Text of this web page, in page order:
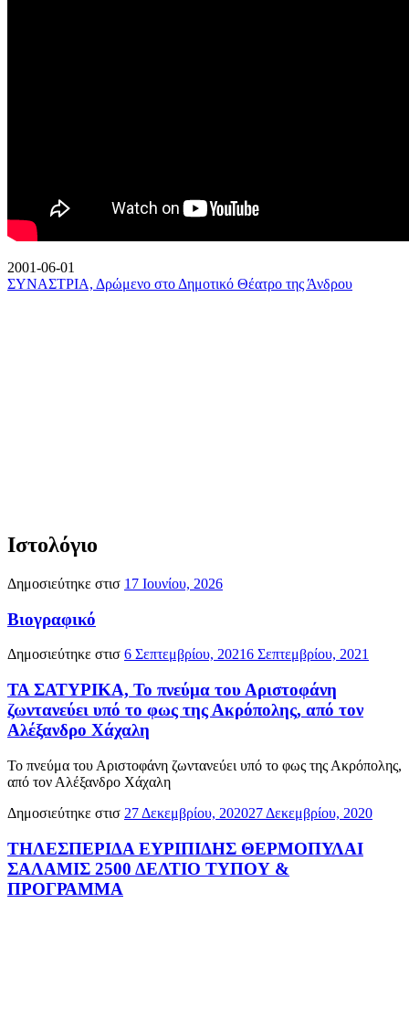
2001-06-01
ΣΥΝΑΣΤΡΙΑ, Δρώμενο στο Δημοτικό Θέατρο της Άνδρου
Ιστολόγιο
Δημοσιεύτηκε στισ 17 Ιουνίου, 2026
Βιογραφικό
Δημοσιεύτηκε στισ 6 Σεπτεμβρίου, 20216 Σεπτεμβρίου, 2021
ΤΑ ΣΑΤΥΡΙΚΑ, Το πνεύμα του Αριστοφάνη
ζωντανεύει υπό το φως της Ακρόπολης, από τον
Αλέξανδρο Χάχαλη
Το πνεύμα του Αριστοφάνη ζωντανεύει υπό το φως της Ακρόπολης,
από τον Αλέξανδρο Χάχαλη
Δημοσιεύτηκε στισ 27 Δεκεμβρίου, 202027 Δεκεμβρίου, 2020
ΤΗΛΕΣΠΕΡΙΔΑ ΕΥΡΙΠΙΔΗΣ ΘΕΡΜΟΠΥΛΑΙ
ΣΑΛΑΜΙΣ 2500 ΔΕΛΤΙΟ ΤΥΠΟΥ &
ΠΡΟΓΡΑΜΜΑ